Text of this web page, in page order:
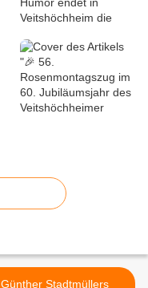
Günther Stadtmüllers